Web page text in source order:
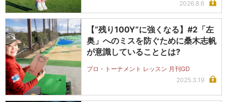
2026.8.6
【“残り100Y”に強くなる】#2「左
奥」へのミスを防ぐために桑木志帆
が意識していることとは?
プロ・トーナメント レッスン 月刊GD
2025.3.19